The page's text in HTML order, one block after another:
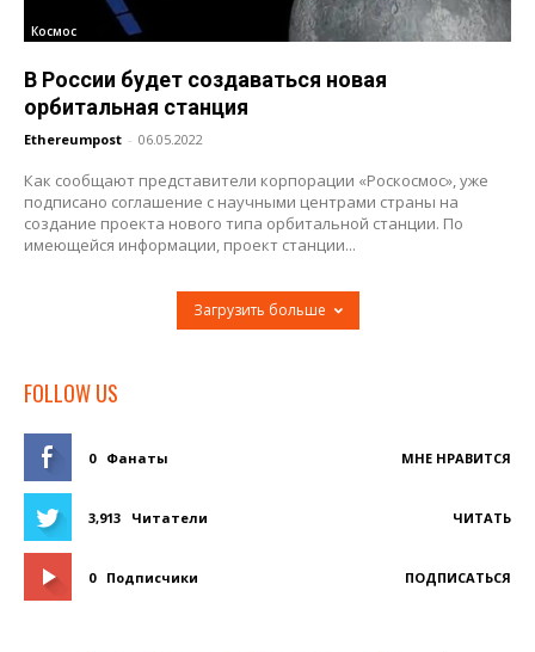
Космос
В России будет создаваться новая
орбитальная станция
Ethereumpost - 06.05.2022
Как сообщают представители корпорации «Роскосмос», уже
подписано соглашение с научными центрами страны на
создание проекта нового типа орбитальной станции. По
имеющейся информации, проект станции...
Загрузить больше
FOLLOW US
0 Фанаты МНЕ НРАВИТСЯ
3,913 Читатели ЧИТАТЬ
0 Подписчики ПОДПИСАТЬСЯ